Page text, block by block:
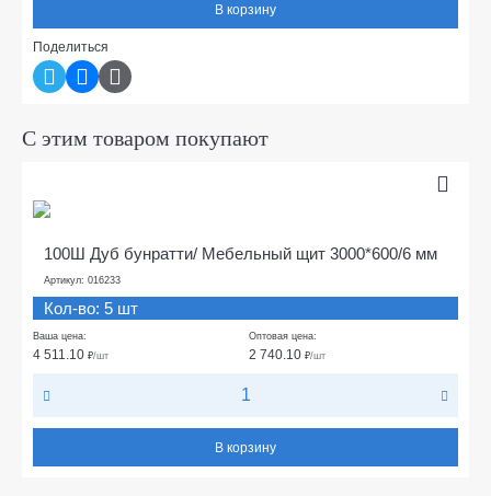
В корзину
Поделиться
С этим товаром покупают
100Ш Дуб бунратти/ Мебельный щит 3000*600/6 мм
Артикул: 016233
Кол-во: 5 шт
Ваша цена:
4 511.10 ₽/шт
Оптовая цена:
2 740.10 ₽/шт
В корзину